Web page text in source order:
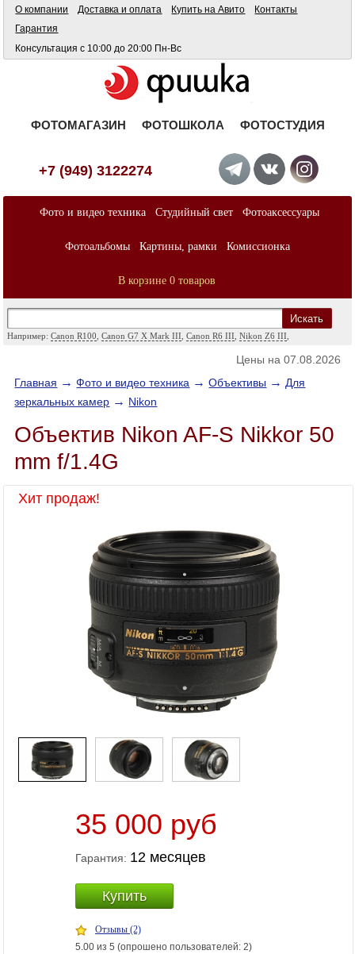
О компании Доставка и оплата Купить на Авито
Контакты
Гарантия
Консультация с 10:00 до 20:00 Пн-Вс
ФОТОМАГАЗИН ФОТОШКОЛА ФОТОСТУДИЯ
+7 (949) 3122274
Фото и видео техника Студийный свет Фотоаксессуары
Фотоальбомы Картины, рамки Комиссионка
В корзине 0 товаров
Искать
Например:Canon R100 ,Canon G7 X Mark III ,Canon R6 III ,Nikon Z6 III
Цены на 07.08.2026
Главная →Фото и видео техника →Объективы → Для
зеркальных камер → Nikon
Объектив Nikon AF-S Nikkor 50
mm f/1.4G
Хит продаж!
35 000 руб
Гарантия: 12 месяцев
Купить
Отзывы (2)
5.00 из 5 (опрошено пользователей: 2)